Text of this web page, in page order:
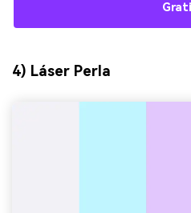
4) Láser Perla